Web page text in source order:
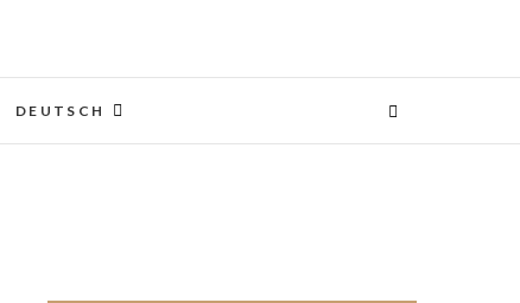
DEUTSCH